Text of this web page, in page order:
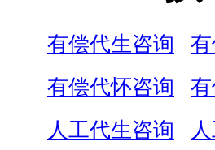
有偿代生咨询
有偿代怀咨询
人工代生咨询